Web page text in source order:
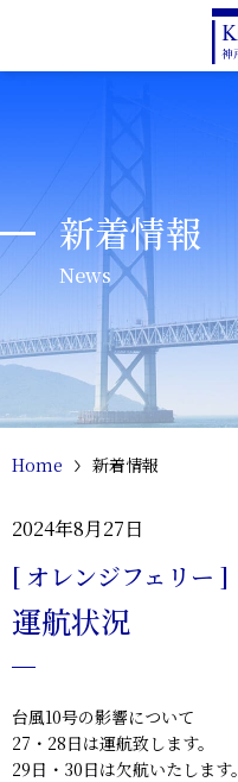
新着情報
News
Home 新着情報
2024年8月27日
[ オレンジフェリー ]
運航状況
台風10号の影響について
27・28日は運航致します。
29日・30日は欠航いたします。